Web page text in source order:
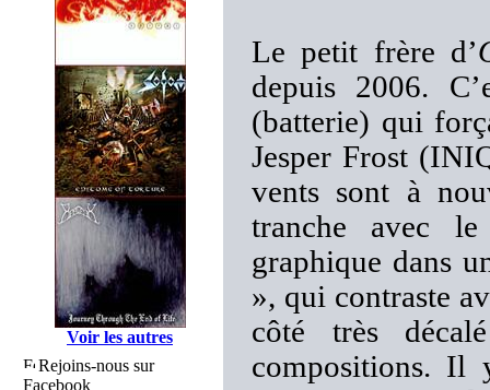
Voir les autres
Rejoins-nous sur
Facebook
Le petit frère d’
depuis 2006.
(batterie) qui
Jesper Frost
vents sont à
tranche avec
graphique dans
», qui contraste
côté très
compositions. Il